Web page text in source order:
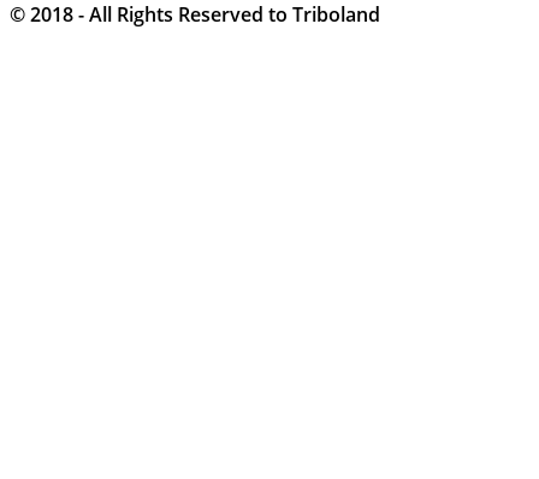
© 2018 - All Rights Reserved to Triboland